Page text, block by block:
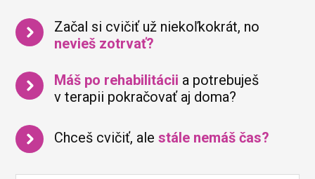
Začal si cvičiť už niekoľkokrát, no
nevieš zotrvať?
Máš po rehabilitácii a potrebuješ
v terapii pokračovať aj doma?
Chceš cvičiť, alestále nemáš čas?